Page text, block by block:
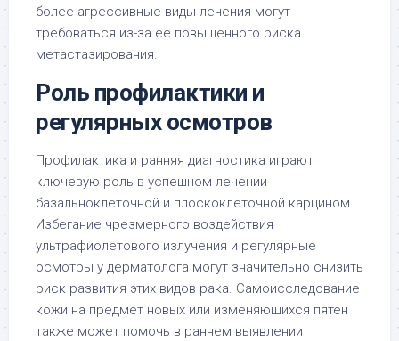
более агрессивные виды лечения могут
требоваться из-за ее повышенного риска
метастазирования.
Роль профилактики и
регулярных осмотров
Профилактика и ранняя диагностика играют
ключевую роль в успешном лечении
базальноклеточной и плоскоклеточной карцином.
Избегание чрезмерного воздействия
ультрафиолетового излучения и регулярные
осмотры у дерматолога могут значительно снизить
риск развития этих видов рака. Самоисследование
кожи на предмет новых или изменяющихся пятен
также может помочь в раннем выявлении